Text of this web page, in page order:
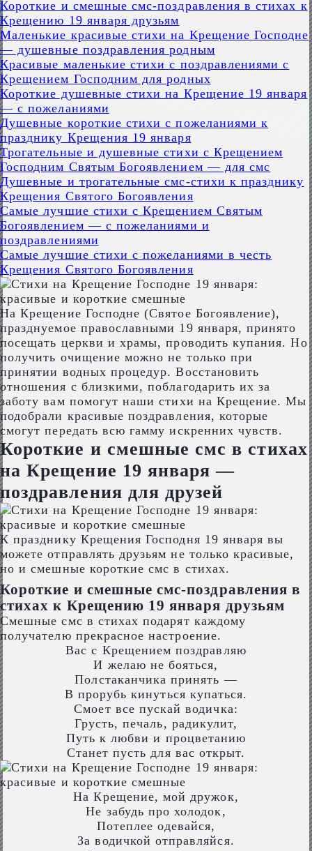
Короткие и смешные смс-поздравления в стихах к
Крещению 19 января друзьям
Маленькие красивые стихи на Крещение Господне
— душевные поздравления родным
Красивые маленькие стихи с поздравлениями с
Крещением Господним для родных
Короткие душевные стихи на Крещение 19 января
— с пожеланиями
Душевные короткие стихи с пожеланиями к
празднику Крещения 19 января
Трогательные и душевные стихи с Крещением
Господним Святым Богоявлением — для смс
Душевные и трогательные смс-стихи к празднику
Крещения Святого Богоявления
Самые лучшие стихи с Крещением Святым
Богоявлением — с пожеланиями и
поздравлениями
Самые лучшие стихи с пожеланиями в честь
Крещения Святого Богоявления
На Крещение Господне (Святое Богоявление),
празднуемое православными 19 января, принято
посещать церкви и храмы, проводить купания. Но
получить очищение можно не только при
принятии водных процедур. Восстановить
отношения с близкими, поблагодарить их за
заботу вам помогут наши стихи на Крещение. Мы
подобрали красивые поздравления, которые
смогут передать всю гамму искренних чувств.
Короткие и смешные смс в стихах
на Крещение 19 января —
поздравления для друзей
К празднику Крещения Господня 19 января вы
можете отправлять друзьям не только красивые,
но и смешные короткие смс в стихах.
Короткие и смешные смс-поздравления в
стихах к Крещению 19 января друзьям
Смешные смс в стихах подарят каждому
получателю прекрасное настроение.
Вас с Крещением поздравляю
И желаю не бояться,
Полстаканчика принять —
В прорубь кинуться купаться.
Смоет все пускай водичка:
Грусть, печаль, радикулит,
Путь к любви и процветанию
Станет пусть для вас открыт.
На Крещение, мой дружок,
Не забудь про холодок,
Потеплее одевайся,
За водичкой отправляйся.